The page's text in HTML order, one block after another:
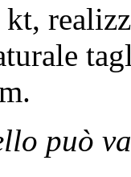
può